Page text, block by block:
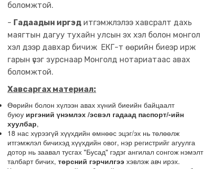
боломжтой.
- Гадаадын иргэд итгэмжлэлээ хавсралт дахь
маягтын дагуу тухайн улсын эх хэл болон монгол
хэл дээр давхар бичиж ЕКГ-т өөрийн биеэр ирж
гарын үсэг зурснаар Монголд нотариатаас авах
боломжтой.
Хавсаргах материал:
Өөрийн болон хүлээн авах хүний биеийн байцаалт
буюу иргэний үнэмлэх /эсвэл гадаад паспорт/-ийн
хуулбар,
18 нас хүрээгүй хүүхдийн өмнөөс эцэг/эх нь төлөөлж
итгэмжлэл бичихэд хүүхдийн овог, нэр регистрийг агуулга
дотор нь заавал тусгах "Бусад" гэдэг ангилал сонгож нэмэлт
талбарт бичих, төрсний гэрчилгээ хэвлэж авч ирэх.